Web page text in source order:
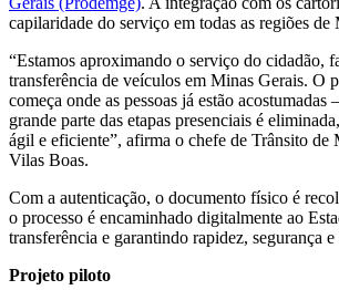
capilaridade do serviço em todas as regiões de
“Estamos aproximando o serviço do cidadão,
transferência de veículos em Minas Gerais. O
começa onde as pessoas já estão acostumadas
grande parte das etapas presenciais é
ágil e eficiente”, afirma o chefe de Trânsito de
Vilas Boas.
Com a autenticação, o documento físico é
o processo é encaminhado digitalmente ao
transferência e garantindo rapidez, segurança
Projeto piloto